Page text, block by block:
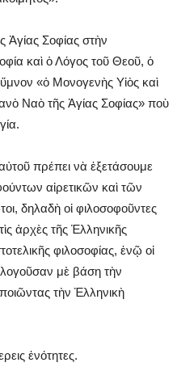
Ἁγίας Σοφίας στὴν
καὶ ὁ Λόγος τοῦ Θεοῦ, ὁ
«ὁ Μονογενὴς Υἱὸς καὶ
Ναὸ τῆς Ἁγίας Σοφίας» ποὺ
πρέπει νὰ ἐξετάσουμε
αἱρετικῶν καὶ τῶν
δηλαδὴ οἱ φιλοσοφοῦντες
ἀρχὲς τῆς Ἑλληνικῆς
φιλοσοφίας, ἐνῷ οἱ
μὲ βάση τὴν
τὴν Ἑλληνικὴ
ἑνότητες.